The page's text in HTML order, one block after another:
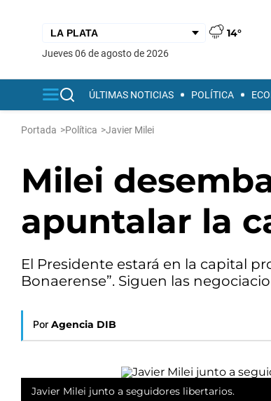
14°
jueves 06 de agosto de 2026
ÚLTIMAS NOTICIAS POLÍTICA
Portada >Política >Javier Milei
Milei
apuntalar la
El Presidente estará en la capital
Bonaerense”. Siguen las
Por Agencia DIB
Javier Milei junto a seguidores libertarios.